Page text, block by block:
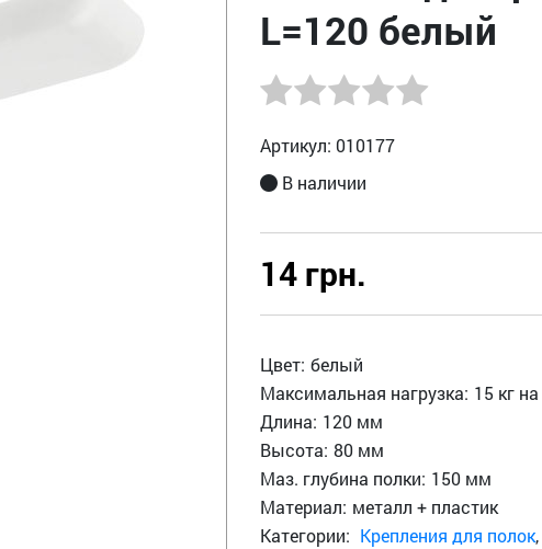
L=120 белый
Артикул: 010177
В наличии
14 грн.
Цвет: белый
Максимальная нагрузка: 15 кг
Длина: 120 мм
Высота: 80 мм
Маз. глубина полки: 150 мм
Материал: металл + пластик
Категории: Крепления для полок,